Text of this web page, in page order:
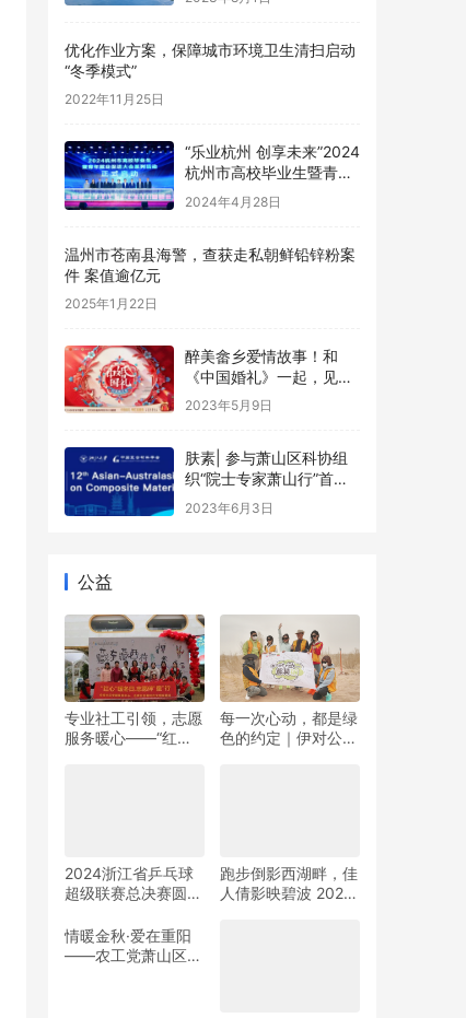
优化作业方案，保障城市环境卫生清扫启动
“冬季模式”
2022年11月25日
“乐业杭州 创享未来”2024
杭州市高校毕业生暨青年
就业促进大会圆满举行
2024年4月28日
温州市苍南县海警，查获走私朝鲜铅锌粉案
件 案值逾亿元
2025年1月22日
醉美畲乡爱情故事！和
《中国婚礼》一起，见证
浙江的柔情与火辣
2023年5月9日
肤素| 参与萧山区科协组
织“院士专家萧山行”首场
活动
2023年6月3日
公益
专业社工引领，志愿
服务暖心——“红心”
每一次心动，都是绿
色的约定｜伊对公益
2024浙江省乒乓球
超级联赛总决赛圆满
跑步倒影西湖畔，佳
人倩影映碧波 2024
情暖金秋·爱在重阳
——农工党萧山区基